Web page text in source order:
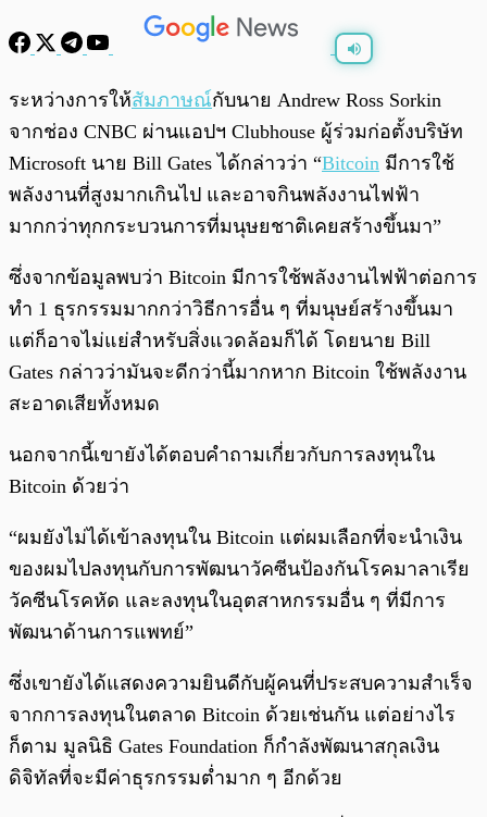
พร้อมเล่น
ระหว่างการให้สัมภาษณ์กับนาย Andrew Ross Sorkin
จากช่อง CNBC ผ่านแอปฯ Clubhouse ผู้ร่วมก่อตั้งบริษัท
Microsoft นาย Bill Gates ได้กล่าวว่า “Bitcoin มีการใช้
พลังงานที่สูงมากเกินไป และอาจกินพลังงานไฟฟ้า
มากกว่าทุกกระบวนการที่มนุษยชาติเคยสร้างขึ้นมา”
ซึ่งจากข้อมูลพบว่า Bitcoin มีการใช้พลังงานไฟฟ้าต่อการ
ทำ 1 ธุรกรรมมากกว่าวิธีการอื่น ๆ ที่มนุษย์สร้างขึ้นมา
แต่ก็อาจไม่แย่สำหรับสิ่งแวดล้อมก็ได้ โดยนาย Bill
Gates กล่าวว่ามันจะดีกว่านี้มากหาก Bitcoin ใช้พลังงาน
สะอาดเสียทั้งหมด
นอกจากนี้เขายังได้ตอบคำถามเกี่ยวกับการลงทุนใน
Bitcoin ด้วยว่า
“ผมยังไม่ได้เข้าลงทุนใน Bitcoin แต่ผมเลือกที่จะนำเงิน
ของผมไปลงทุนกับการพัฒนาวัคซีนป้องกันโรคมาลาเรีย
วัคซีนโรคหัด และลงทุนในอุตสาหกรรมอื่น ๆ ที่มีการ
พัฒนาด้านการแพทย์”
ซึ่งเขายังได้แสดงความยินดีกับผู้คนที่ประสบความสำเร็จ
จากการลงทุนในตลาด Bitcoin ด้วยเช่นกัน แต่อย่างไร
ก็ตาม มูลนิธิ Gates Foundation ก็กำลังพัฒนาสกุลเงิน
ดิจิทัลที่จะมีค่าธุรกรรมต่ำมาก ๆ อีกด้วย